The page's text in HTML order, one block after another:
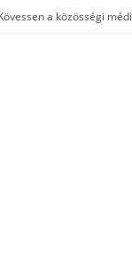
a közösségi